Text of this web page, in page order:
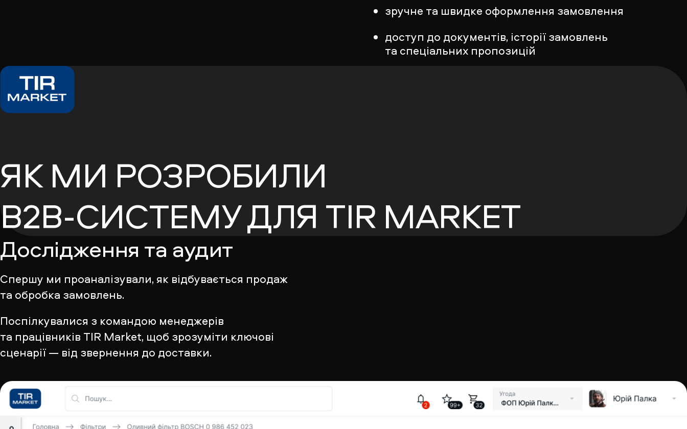
зручне та швидке оформлення замовлення
доступ до документів, історії замовлень
та спеціальних пропозицій
ЯК МИ РОЗРОБИЛИ
B2B-СИСТЕМУ ДЛЯ TIR MARKET
Дослідження та аудит
Спершу ми проаналізували, як відбувається продаж
та обробка замовлень.
Поспілкувалися з командою менеджерів
та працівників TIR Market, щоб зрозуміти ключові
сценарії — від звернення до доставки.